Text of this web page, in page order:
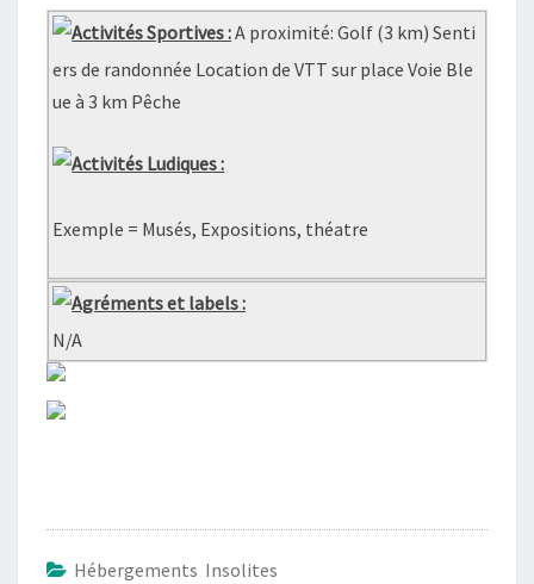
Activités Sportives :A proximité: Golf (3 km) Senti
ers de randonnée Location de VTT sur place Voie Ble
ue à 3 km Pêche
Activités Ludiques :
Exemple = Musés, Expositions, théatre
Agréments et labels :
N/A
Hébergements Insolites